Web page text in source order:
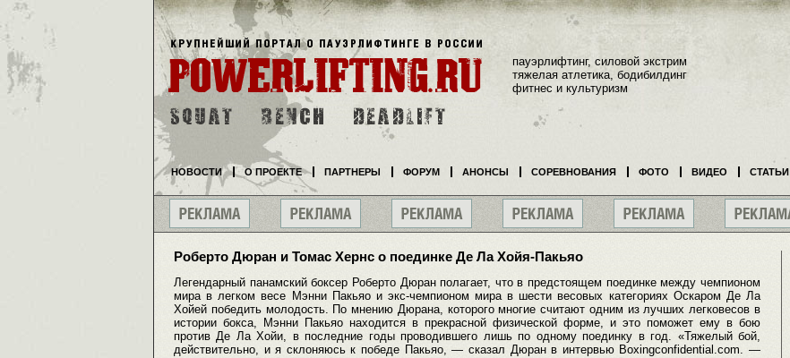
Роберто Дюран и Томас Хернс о поединке Де Ла Хойя-Пакьяо
Легендарный панамский боксер Роберто Дюран полагает, что в предстоящем поединке между чемпионом
мира в легком весе Мэнни Пакьяо и экс-чемпионом мира в шести весовых категориях Оскаром Де Ла
Хойей победить молодость. По мнению Дюрана, которого многие считают одним из лучших легковесов в
истории бокса, Мэнни Пакьяо находится в прекрасной физической форме, и это поможет ему в бою
против Де Ла Хойи, в последние годы проводившего лишь по одному поединку в год. «Тяжелый бой,
действительно, и я склоняюсь к победе Пакьяо, — сказал Дюран в интервью Boxingconfidential.com. —
пауэрлифтинг, силовой экстрим
тяжелая атлетика, бодибилдинг
фитнес и культуризм
НОВОСТИ О ПРОЕКТЕ ПАРТНЕРЫ ФОРУМ АНОНСЫ СОРЕВНОВАНИЯ ФОТО ВИДЕО СТАТЬИ